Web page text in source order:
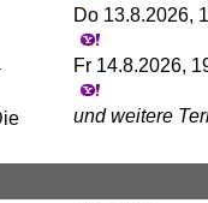
Do 13.8.2026,
Fr 14.8.2026,
und weitere
ORT